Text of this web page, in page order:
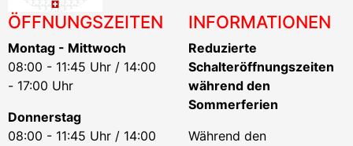
ÖFFNUNGSZEITEN
Montag - Mittwoch
08:00 - 11:45 Uhr / 14:00
- 17:00 Uhr
Donnerstag
08:00 - 11:45 Uhr / 14:00
INFORMATIONEN
Reduzierte
Schalteröffnungszeiten
während den
Sommerferien
Während den